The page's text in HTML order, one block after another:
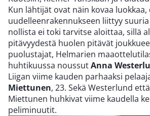
Kun lähtijät ovat näin kovaa luokkaa,
uudelleenrakennukseen liittyy
nollista ei toki tarvitse aloittaa, sillä
pitävyydestä huolen pitävät
puolustajat, Helmarien
huhtikuussa noussutAnna
Liigan viime kauden parhaaksi
Miettunen, 23. Sekä Westerlund
Miettunen huhkivat viime kaudella
peliminuutit.